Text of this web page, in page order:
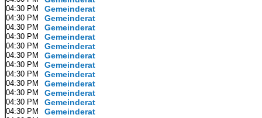
04:30 PM Gemeinderat
04:30 PM Gemeinderat
04:30 PM Gemeinderat
04:30 PM Gemeinderat
04:30 PM Gemeinderat
04:30 PM Gemeinderat
04:30 PM Gemeinderat
04:30 PM Gemeinderat
04:30 PM Gemeinderat
04:30 PM Gemeinderat
04:30 PM Gemeinderat
04:30 PM Gemeinderat